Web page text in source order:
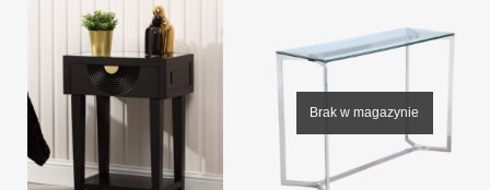
Brak w magazynie